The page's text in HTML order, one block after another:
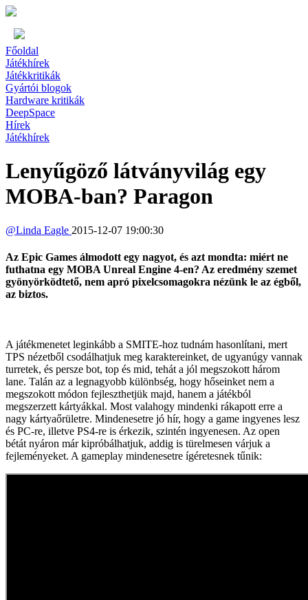
Főoldal
Játékhírek
Játékkritikák
Gyártói blogok
Hardware kritikák
DeepSpace
Hírek
Játékhírek
Lenyűgöző látványvilág egy
MOBA-ban? Paragon
@Linda Eagle 2015-12-07 19:00:30
Az Epic Games álmodott egy nagyot, és azt mondta: miért ne
futhatna egy MOBA Unreal Engine 4-en? Az eredmény szemet
gyönyörködtető, nem apró pixelcsomagokra nézünk le az égből,
az biztos.
A játékmenetet leginkább a SMITE-hoz tudnám hasonlítani, mert
TPS nézetből csodálhatjuk meg karaktereinket, de ugyanúgy vannak
turretek, és persze bot, top és mid, tehát a jól megszokott három
lane. Talán az a legnagyobb különbség, hogy hőseinket nem a
megszokott módon fejleszthetjük majd, hanem a játékból
megszerzett kártyákkal. Most valahogy mindenki rákapott erre a
nagy kártyaőrületre. Mindenesetre jó hír, hogy a game ingyenes lesz
és PC-re, illetve PS4-re is érkezik, szintén ingyenesen. Az open
bétát nyáron már kipróbálhatjuk, addig is türelmesen várjuk a
fejleményeket. A gameplay mindenesetre ígéretesnek tűnik: